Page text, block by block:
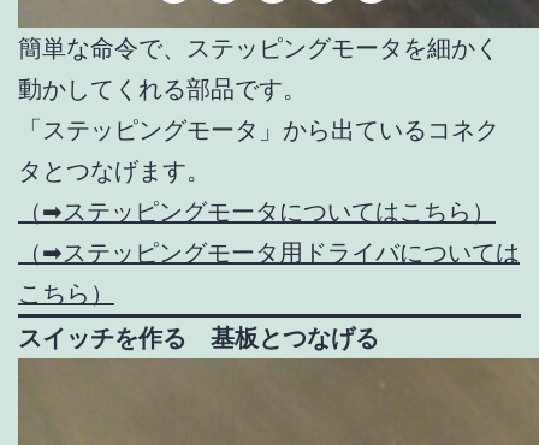
簡単な命令で、ステッピングモータを細かく
動かしてくれる部品です。
「ステッピングモータ」から出ているコネク
タとつなげます。
（➡ステッピングモータについてはこちら）
（➡ステッピングモータ用ドライバについては
こちら）
スイッチを作る 基板とつなげる